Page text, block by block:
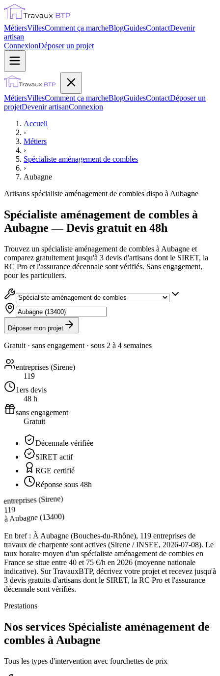
MétiersVillesComment ça marcheBlogGuidesContactDevenir
artisan
ConnexionDéposer un projet
MétiersVillesComment ça marcheBlogGuidesContactDéposer un
projetDevenir artisanConnexion
Accueil
›
Métiers
›
Spécialiste aménagement de combles
›
Aubagne
Artisans spécialiste aménagement de combles dispo à Aubagne
Spécialiste aménagement de combles à
Aubagne — Devis gratuit en 48h
Trouvez un spécialiste aménagement de combles à Aubagne et
comparez gratuitement jusqu'à 3 devis d'artisans dont le SIRET, la
RC Pro et l'assurance décennale sont vérifiés. Sans engagement,
pour les particuliers.
Déposer mon projet
Gratuit · sans engagement · sous 2 à 4 semaines
entreprises (Sirene)
119
1ers devis
48 h
sans engagement
Gratuit
Décennale vérifiée
SIRET actif
RGE certifié
Réponse sous 48h
entreprises (Sirene)
119
àAubagne(13400)
En bref : À Aubagne (Bouches-du-Rhône), 119 entreprises de
travaux de charpente sont actives (Sirene / INSEE, 2026-07-08). Le
taux horaire moyen d'un spécialiste aménagement de combles en
France se situe entre 40 et 75 €/h en 2026 (moyenne nationale
indicative). Sur TravauxBTP, décrivez votre projet et recevez jusqu'à
3 devis gratuits d'artisans dont le SIRET, la RC Pro et l'assurance
décennale sont vérifiés.
Prestations
Nos services Spécialiste aménagement de
combles à Aubagne
Tous les types d'intervention avec fourchettes de prix